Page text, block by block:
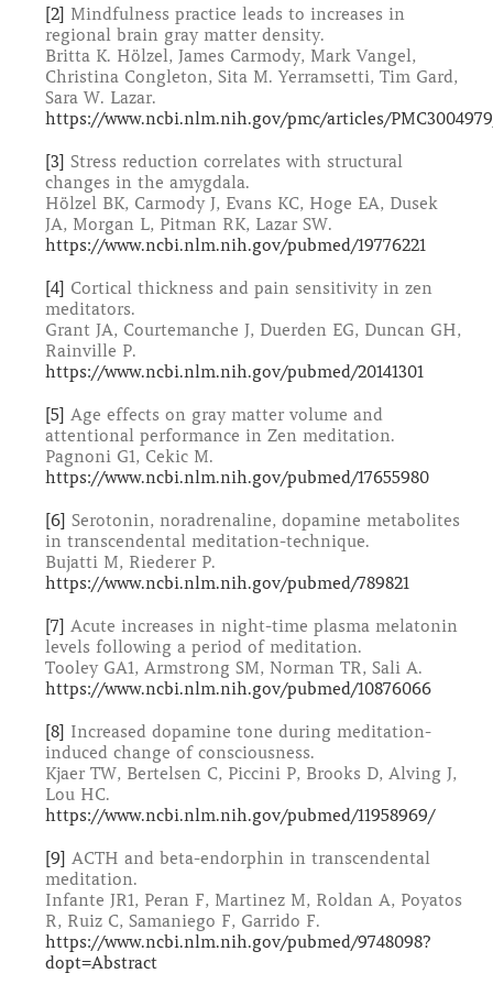
[2] Mindfulness practice leads to increases in
regional brain gray matter density.
Britta K. Hölzel, James Carmody, Mark Vangel,
Christina Congleton, Sita M. Yerramsetti, Tim Gard,
Sara W. Lazar.
https://www.ncbi.nlm.nih.gov/pmc/articles/
[3] Stress reduction correlates with structural
changes in the amygdala.
Hölzel BK, Carmody J, Evans KC, Hoge EA, Dusek
JA, Morgan L, Pitman RK, Lazar SW.
https://www.ncbi.nlm.nih.gov/pubmed/19776221
[4] Cortical thickness and pain sensitivity in zen
meditators.
Grant JA, Courtemanche J, Duerden EG, Duncan GH,
Rainville P.
https://www.ncbi.nlm.nih.gov/pubmed/20141301
[5] Age effects on gray matter volume and
attentional performance in Zen meditation.
Pagnoni G1, Cekic M.
https://www.ncbi.nlm.nih.gov/pubmed/17655980
[6] Serotonin, noradrenaline, dopamine metabolites
in transcendental meditation-technique.
Bujatti M, Riederer P.
https://www.ncbi.nlm.nih.gov/pubmed/789821
[7] Acute increases in night-time plasma melatonin
levels following a period of meditation.
Tooley GA1, Armstrong SM, Norman TR, Sali A.
https://www.ncbi.nlm.nih.gov/pubmed/10876066
[8] Increased dopamine tone during meditation-
induced change of consciousness.
Kjaer TW, Bertelsen C, Piccini P, Brooks D, Alving J,
Lou HC.
https://www.ncbi.nlm.nih.gov/pubmed/11958969/
[9] ACTH and beta-endorphin in transcendental
meditation.
Infante JR1, Peran F, Martinez M, Roldan A, Poyatos
R, Ruiz C, Samaniego F, Garrido F.
https://www.ncbi.nlm.nih.gov/pubmed/9748098?
dopt=Abstract